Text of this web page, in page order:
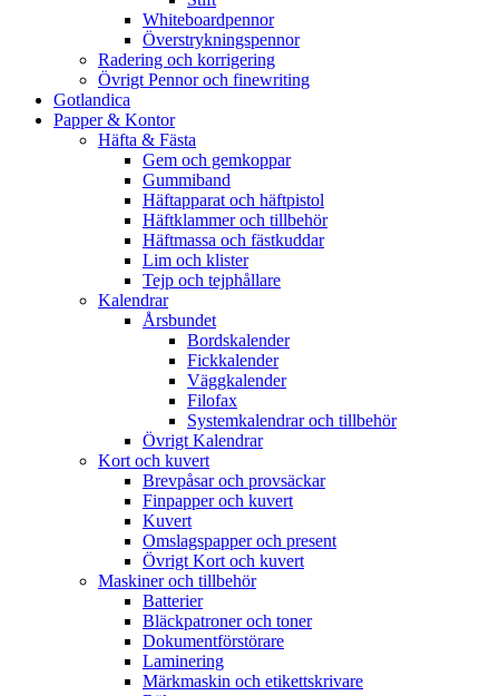
Whiteboardpennor
Överstrykningspennor
Radering och korrigering
Övrigt Pennor och finewriting
Gotlandica
Papper & Kontor
Häfta & Fästa
Gem och gemkoppar
Gummiband
Häftapparat och häftpistol
Häftklammer och tillbehör
Häftmassa och fästkuddar
Lim och klister
Tejp och tejphållare
Kalendrar
Årsbundet
Bordskalender
Fickkalender
Väggkalender
Filofax
Systemkalendrar och tillbehör
Övrigt Kalendrar
Kort och kuvert
Brevpåsar och provsäckar
Finpapper och kuvert
Kuvert
Omslagspapper och present
Övrigt Kort och kuvert
Maskiner och tillbehör
Batterier
Bläckpatroner och toner
Dokumentförstörare
Laminering
Märkmaskin och etikettskrivare